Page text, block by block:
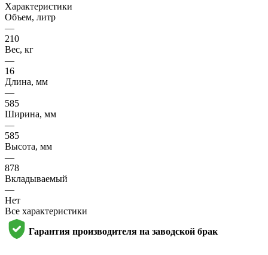
Характеристики
Объем, литр
—
210
Вес, кг
—
16
Длина, мм
—
585
Ширина, мм
—
585
Высота, мм
—
878
Вкладываемый
—
Нет
Все характеристики
Гарантия производителя на заводской брак